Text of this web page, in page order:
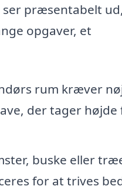
præsentabelt
opgaver, et
rum kræver
der tager højde
buske eller
for at trives